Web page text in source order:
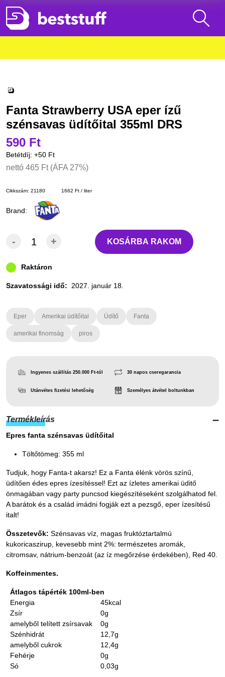
Fanta Strawberry USA eper ízű
szénsavas üdítőital 355ml DRS
590 Ft
Betétdíj: +50 Ft
nettó 465 Ft (ÁFA 27%)
Cikkszám: 21180 1662 Ft / liter
Brand:
- + KOSÁRBA RAKOM
Raktáron
Szavatossági idő: 2027. január 18.
Eper Amerikai üdítőital Üdítő Fanta
amerikai finomság piros
Ingyenes szállítás 250.000 Ft-tól
Utánvétes fizetési lehetőség
30 napos cseregarancia
Személyes átvétel boltunkban
Termékleírás
Epres fanta szénsavas üdítőital
Töltőtömeg: 355 ml
Tudjuk, hogy Fanta-t akarsz! Ez a Fanta élénk vörös színű,
üdítően édes epres ízesítéssel! Ezt az ízletes amerikai üditő
önmagában vagy party puncsod kiegészítéseként szolgálhatod fel.
A barátok és a család imádni fogják ezt a pezsgő, eper ízesítésű
italt!
Összetevők: Szénsavas víz, magas fruktóztartalmú
kukoricaszirup, kevesebb mint 2%: természetes aromák,
citromsav, nátrium-benzoát (az íz megőrzése érdekében), Red 40.
Koffeinmentes.
Átlagos tápérték 100ml-ben
Energia
45kcal
Zsír
0g
amelyből telített zsírsavak
0g
Szénhidrát
12,7g
amelyből cukrok
12,4g
Fehérje
0g
Só
0,03g